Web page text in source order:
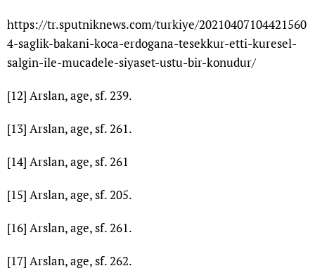
https://tr.sputniknews.com/turkiye/20210407104421560
4-saglik-bakani-koca-erdogana-tesekkur-etti-kuresel-
salgin-ile-mucadele-siyaset-ustu-bir-konudur/
[12] Arslan, age, sf. 239.
[13] Arslan, age, sf. 261.
[14] Arslan, age, sf. 261
[15] Arslan, age, sf. 205.
[16] Arslan, age, sf. 261.
[17] Arslan, age, sf. 262.